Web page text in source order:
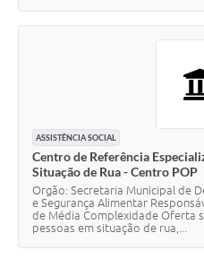
ASSISTÊNCIA SOCIAL
Centro de Referência
Situação de Rua - Centro POP
Orgão: Secretaria Municipal de
e Segurança Alimentar
de Média Complexidade Oferta
pessoas em situação de rua,...